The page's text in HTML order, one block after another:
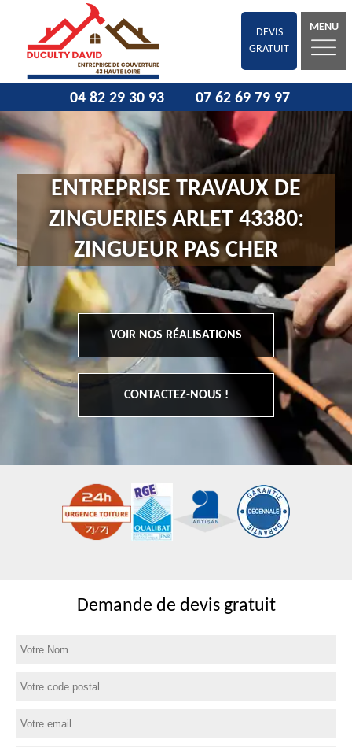
DEVIS
GRATUIT
MENU
04 82 29 30 93 07 62 69 79 97
ENTREPRISE TRAVAUX DE
ZINGUERIES ARLET 43380:
ZINGUEUR PAS CHER
VOIR NOS RÉALISATIONS
CONTACTEZ-NOUS !
Demande de devis gratuit